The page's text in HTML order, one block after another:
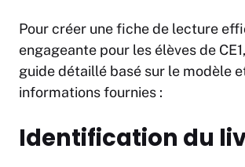
Pour créer une fiche de lecture
engageante pour les élèves de
guide détaillé basé sur le modèle
informations fournies :
Identification du